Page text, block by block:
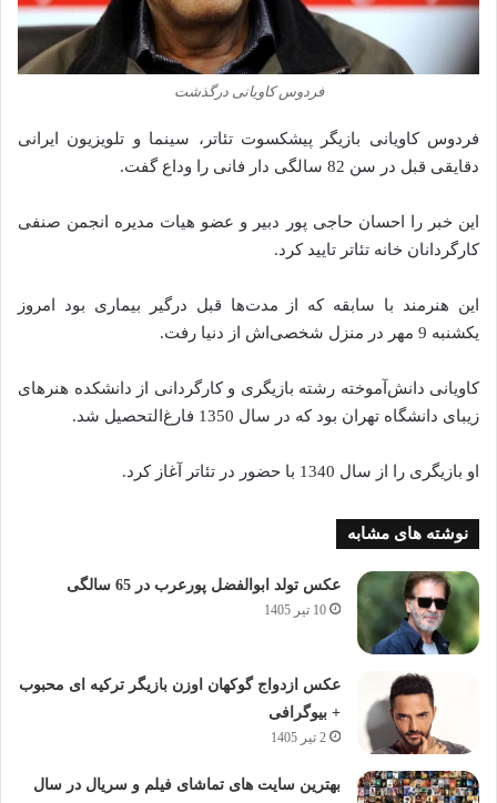
فردوس کاویانی درگذشت
‌فردوس کاویانی بازیگر پیشکسوت تئاتر، سینما و تلویزیون ایرانی
دقایقی قبل در سن 82 سالگی دار فانی را وداع گفت.
این خبر را احسان حاجی پور دبیر و عضو هیات مدیره انجمن صنفی
کارگردانان خانه تئاتر تایید کرد.
این هنرمند با سابقه که از مدت‌ها قبل درگیر بیماری بود امروز
یکشنبه 9 مهر در منزل شخصی‌اش از دنیا رفت.
کاویانی دانش‌آموخته رشته بازیگری و کارگردانی از دانشکده هنرهای
زیبای دانشگاه تهران بود که در سال 1350 فارغ‌التحصیل شد.
او بازیگری را از سال 1340 با حضور در تئاتر آغاز کرد.
نوشته های مشابه
عکس تولد ابوالفضل پورعرب در 65 سالگی
10 تیر 1405
عکس ازدواج گوکهان اوزن بازیگر ترکیه ای محبوب
+ بیوگرافی
2 تیر 1405
بهترین سایت های تماشای فیلم و سریال در سال